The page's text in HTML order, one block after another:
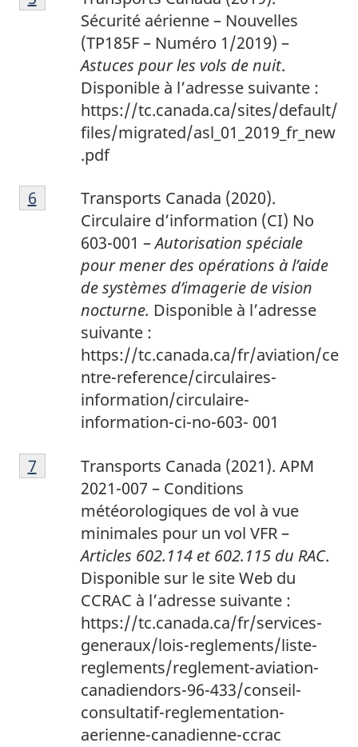
Sécurité aérienne – Nouvelles
(TP185F – Numéro 1/2019) –
Astuces pour les vols de nuit.
Disponible à l’adresse suivante :
https://tc.canada.ca/sites/default/
files/migrated/asl_01_2019_fr_new
.pdf
6
Transports Canada (2020).
Circulaire d’information (CI) No
603-001 –Autorisation spéciale
pour mener des opérations à l’aide
de systèmes d’imagerie de vision
nocturne. Disponible à l’adresse
suivante :
https://tc.canada.ca/fr/aviation/ce
ntre-reference/circulaires-
information/circulaire-
information-ci-no-603- 001
Return to footnote
6 referrer
7
Transports Canada (2021). APM
2021-007 – Conditions
météorologiques de vol à vue
minimales pour un vol VFR –
Articles 602.114 et 602.115 du RAC.
Disponible sur le site Web du
CCRAC à l’adresse suivante :
https://tc.canada.ca/fr/services-
generaux/lois-reglements/liste-
reglements/reglement-aviation-
canadiendors-96-433/conseil-
consultatif-reglementation-
aerienne-canadienne-ccrac
Return to footnote
7 referrer